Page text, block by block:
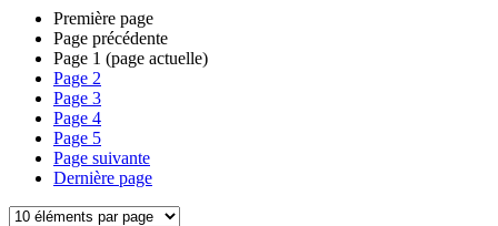
Première page
Page précédente
Page 1 (page actuelle)
Page 2
Page 3
Page 4
Page 5
Page suivante
Dernière page